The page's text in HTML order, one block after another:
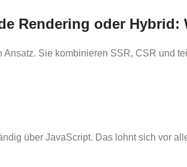
Rendering oder Hybrid:
Ansatz. Sie kombinieren SSR, CSR und
über JavaScript. Das lohnt sich vor